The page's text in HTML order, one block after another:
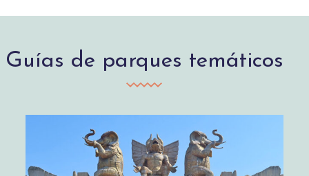
Guías de parques temáticos